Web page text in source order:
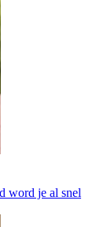
word je al snel